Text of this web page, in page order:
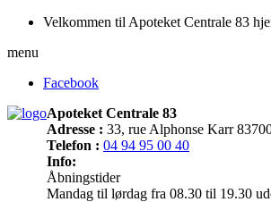
Velkommen til Apoteket Centrale 83
menu
Facebook
Apoteket Centrale 83
Adresse : 33, rue Alphonse Karr
Telefon : 04 94 95 00 40
Info:
Åbningstider
Mandag til lørdag fra 08.30 til 19.30